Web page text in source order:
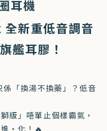
耳機
新重低音調音
艦耳膠！
「換湯不換藥」？低音
版」唔單止個樣霸氣，
・化！🔥